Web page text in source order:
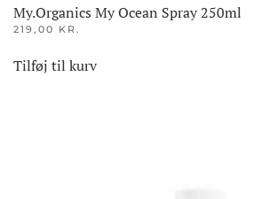
My.Organics My Ocean Spray 250ml
219,00 KR.
Tilføj til kurv